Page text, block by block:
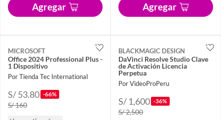
Agregar Agregar
MICROSOFT
Office 2024 Professional Plus -
1 Dispositivo
Por Tienda Tec International
S/ 53.80 -66%
S/ 160
BLACKMAGIC DESIGN
DaVinci Resolve Studio Clave
de Activación Licencia
Perpetua
Por VideoProPeru
S/ 1,600 -36%
S/ 2,500